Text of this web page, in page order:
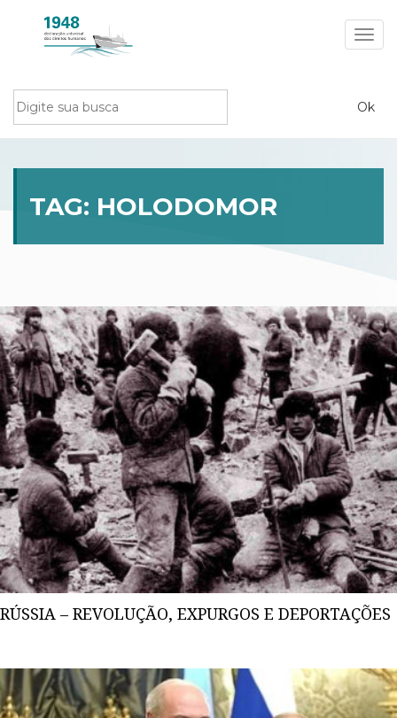
TAG: HOLODOMOR
RÚSSIA – REVOLUÇÃO, EXPURGOS E DEPORTAÇÕES